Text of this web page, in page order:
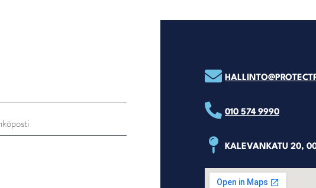
010 574 9990
KALEVANKATU 20,